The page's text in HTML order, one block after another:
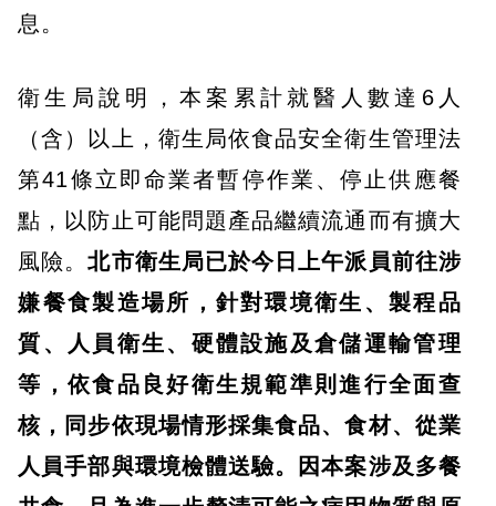
息。
衛生局說明，本案累計就醫人數達6人
（含）以上，衛生局依食品安全衛生管理法
第41條立即命業者暫停作業、停止供應餐
點，以防止可能問題產品繼續流通而有擴大
風險。北市衛生局已於今日上午派員前往涉
嫌餐食製造場所，針對環境衛生、製程品
質、人員衛生、硬體設施及倉儲運輸管理
等，依食品良好衛生規範準則進行全面查
核，同步依現場情形採集食品、食材、從業
人員手部與環境檢體送驗。因本案涉及多餐